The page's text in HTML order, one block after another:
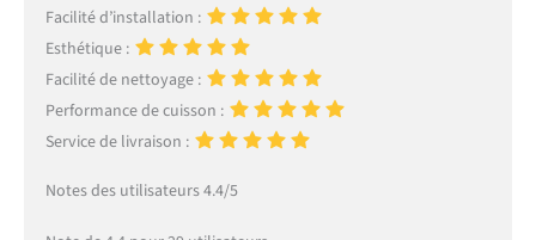
Facilité d’installation :
Esthétique :
Facilité de nettoyage :
Performance de cuisson :
Service de livraison :
Notes des utilisateurs 4.4/5